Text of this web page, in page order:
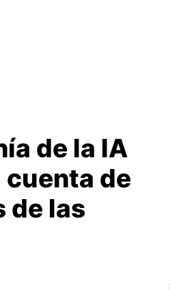
de la IA
cuenta de
de las